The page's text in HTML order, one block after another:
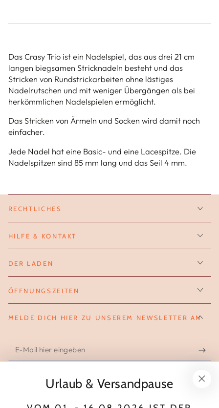
Das Crasy Trio ist ein Nadelspiel, das aus drei 21 cm
langen biegsamen Stricknadeln besteht und das
Stricken von Rundstrickarbeiten ohne lästiges
Nadelrutschen und mit weniger Übergängen als bei
herkömmlichen Nadelspielen ermöglicht.
Das Stricken von Ärmeln und Socken wird damit noch
einfacher.
Jede Nadel hat eine Basic- und eine Lacespitze. Die
Nadelspitzen sind 85 mm lang und das Seil 4 mm.
RECHTLICHES
HILFE & KONTAKT
DER LADEN
ÖFFNUNGSZEITEN
MELDE DICH HIER ZU UNSEREM NEWSLETTER AN
E-
Mail
FOLGE UNS AUF INSTAGRAM
Urlaub & Versandpause